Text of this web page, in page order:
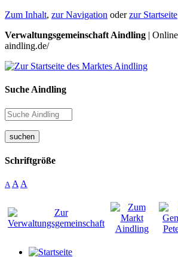
Zum Inhalt, zur Navigation oderzur Startseite
Verwaltungsgemeinschaft Aindling |
aindling.de/
Suche Aindling
suchen
Schriftgröße
A A A